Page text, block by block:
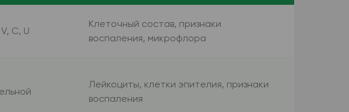
C, U
Клеточный состав, признаки
воспаления, микрофлора
Лейкоциты, клетки эпителия, признаки
воспаления